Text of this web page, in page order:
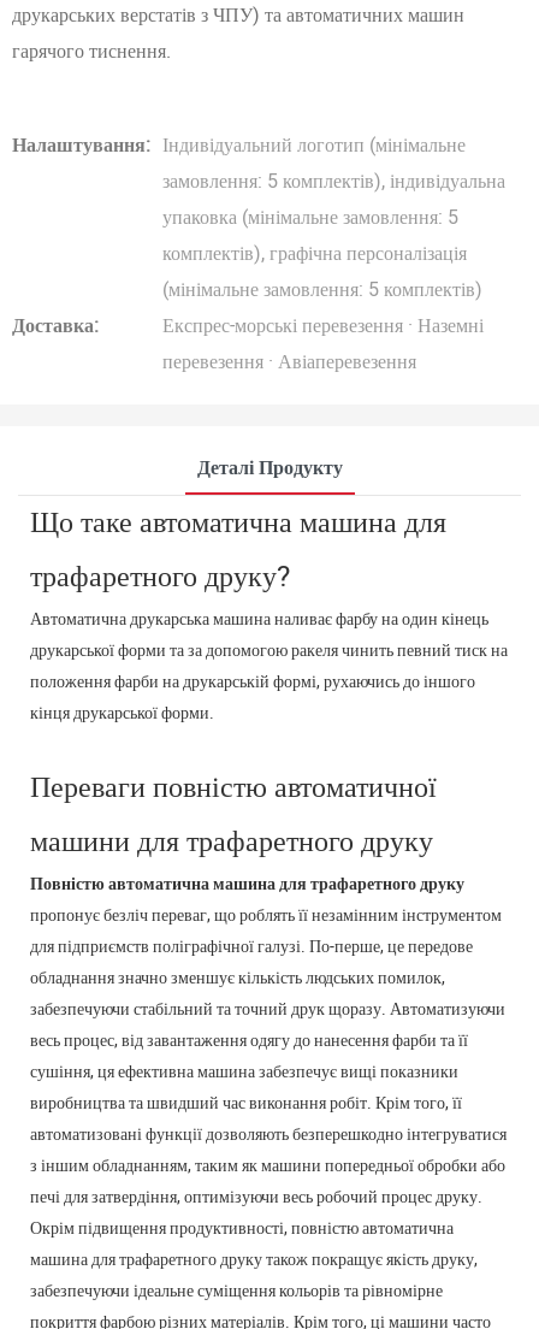
друкарських верстатів з ЧПУ) та автоматичних машин
гарячого тиснення.
Налаштування: Індивідуальний логотип (мінімальне
замовлення: 5 комплектів), індивідуальна
упаковка (мінімальне замовлення: 5
комплектів), графічна персоналізація
(мінімальне замовлення: 5 комплектів)
Доставка:
Експрес-морські перевезення · Наземні
перевезення · Авіаперевезення
Деталі Продукту
Що таке автоматична машина для
трафаретного друку?
Автоматична друкарська машина наливає фарбу на один кінець
друкарської форми та за допомогою ракеля чинить певний тиск на
положення фарби на друкарській формі, рухаючись до іншого
кінця друкарської форми.
Переваги повністю автоматичної
машини для трафаретного друку
Повністю автоматична машина для трафаретного друку
пропонує безліч переваг, що роблять її незамінним інструментом
для підприємств поліграфічної галузі. По-перше, це передове
обладнання значно зменшує кількість людських помилок,
забезпечуючи стабільний та точний друк щоразу. Автоматизуючи
весь процес, від завантаження одягу до нанесення фарби та її
сушіння, ця ефективна машина забезпечує вищі показники
виробництва та швидший час виконання робіт. Крім того, її
автоматизовані функції дозволяють безперешкодно інтегруватися
з іншим обладнанням, таким як машини попередньої обробки або
печі для затвердіння, оптимізуючи весь робочий процес друку.
Окрім підвищення продуктивності, повністю автоматична
машина для трафаретного друку також покращує якість друку,
забезпечуючи ідеальне суміщення кольорів та рівномірне
покриття фарбою різних матеріалів. Крім того, ці машини часто